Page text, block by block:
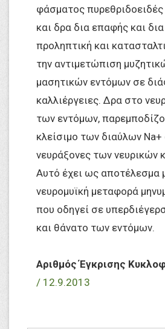
φάσματος
και δρα δια επαφής και
προληπτική και
την αντιμετώπιση
μασητικών εντόμων σε
καλλιέργειες. Δρα στο
των εντόμων,
κλείσιμο των διαύλων
νευράξονες των νευρικών
Αυτό έχει ως αποτέλεσμα
νευρομυϊκή μεταφορά
που οδηγεί σε
και θάνατο των εντόμων.
Αριθμός Έγκρισης
/ 12.9.2013